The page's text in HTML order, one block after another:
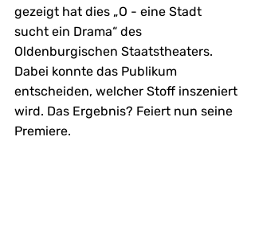
gezeigt hat dies „O - eine Stadt
sucht ein Drama“ des
Oldenburgischen Staatstheaters.
Dabei konnte das Publikum
entscheiden, welcher Stoff inszeniert
wird. Das Ergebnis? Feiert nun seine
Premiere.